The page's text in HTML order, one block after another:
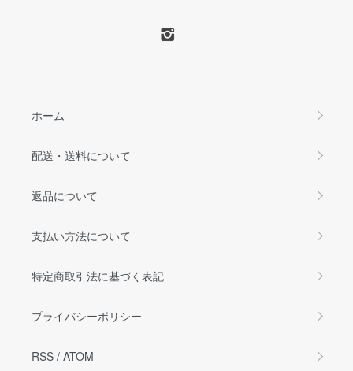
ホーム
配送・送料について
返品について
支払い方法について
特定商取引法に基づく表記
プライバシーポリシー
RSS / ATOM